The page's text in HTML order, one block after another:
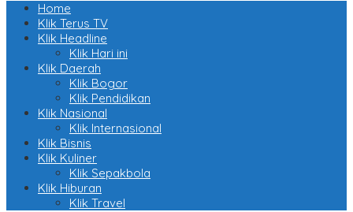
Home
Klik Terus TV
Klik Headline
Klik Hari ini
Klik Daerah
Klik Bogor
Klik Pendidikan
Klik Nasional
Klik Internasional
Klik Bisnis
Klik Kuliner
Klik Sepakbola
Klik Hiburan
Klik Travel